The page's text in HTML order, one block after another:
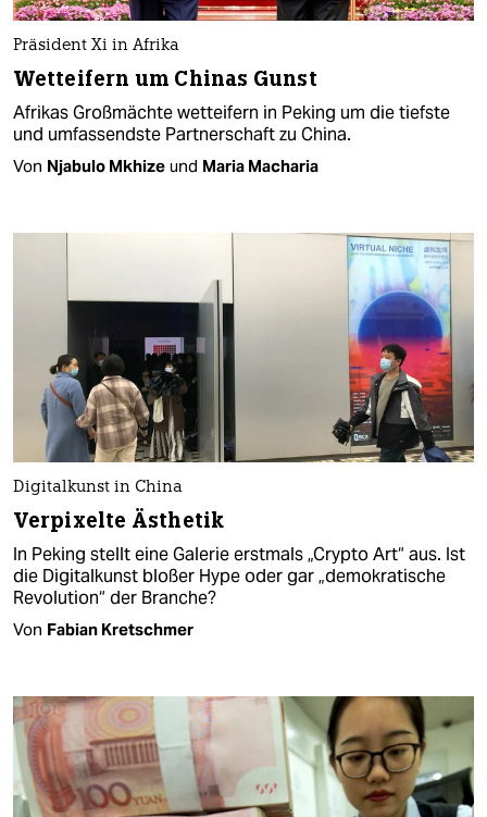
Präsident Xi in Afrika
Wetteifern um Chinas Gunst
Afrikas Großmächte wetteifern in Peking um die tiefste
und umfassendste Partnerschaft zu China.
Von Njabulo Mkhize und Maria Macharia
Digitalkunst in China
Verpixelte Ästhetik
In Peking stellt eine Galerie erstmals „Crypto Art“ aus. Ist
die Digitalkunst bloßer Hype oder gar „demokratische
Revolution“ der Branche?
Von Fabian Kretschmer